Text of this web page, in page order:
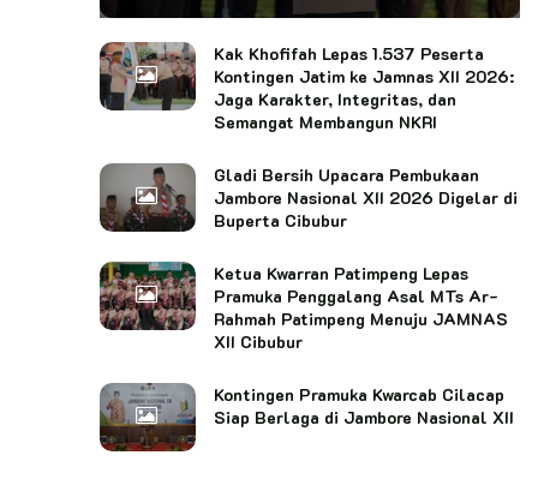
Kak Khofifah Lepas 1.537 Peserta
Kontingen Jatim ke Jamnas XII 2026:
Jaga Karakter, Integritas, dan
Semangat Membangun NKRI
Gladi Bersih Upacara Pembukaan
Jambore Nasional XII 2026 Digelar di
Buperta Cibubur
Ketua Kwarran Patimpeng Lepas
Pramuka Penggalang Asal MTs Ar-
Rahmah Patimpeng Menuju JAMNAS
XII Cibubur
Kontingen Pramuka Kwarcab Cilacap
Siap Berlaga di Jambore Nasional XII